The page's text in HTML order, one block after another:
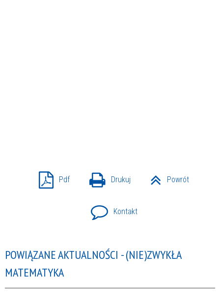
Pdf Drukuj Powrót
Kontakt
POWIĄZANE AKTUALNOŚCI - (NIE)ZWYKŁA
MATEMATYKA